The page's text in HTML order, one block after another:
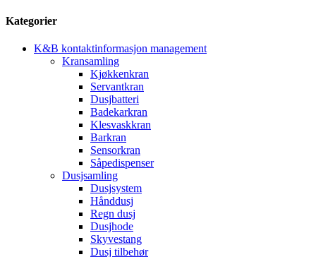
Kategorier
K&B kontaktinformasjon management
Kransamling
Kjøkkenkran
Servantkran
Dusjbatteri
Badekarkran
Klesvaskkran
Barkran
Sensorkran
Såpedispenser
Dusjsamling
Dusjsystem
Hånddusj
Regn dusj
Dusjhode
Skyvestang
Dusj tilbehør